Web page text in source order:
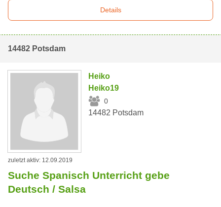
Details
14482 Potsdam
Heiko
Heiko19
0
14482 Potsdam
zuletzt aktiv: 12.09.2019
Suche Spanisch Unterricht gebe
Deutsch / Salsa